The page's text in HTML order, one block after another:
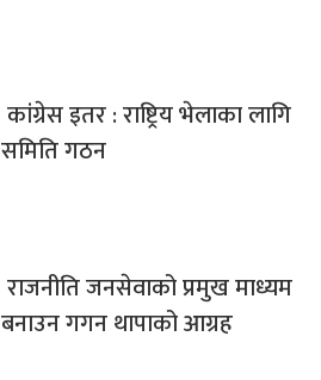
कांग्रेस इतर : राष्ट्रिय भेलाका लागि
समिति गठन
राजनीति जनसेवाको प्रमुख माध्यम
बनाउन गगन थापाको आग्रह